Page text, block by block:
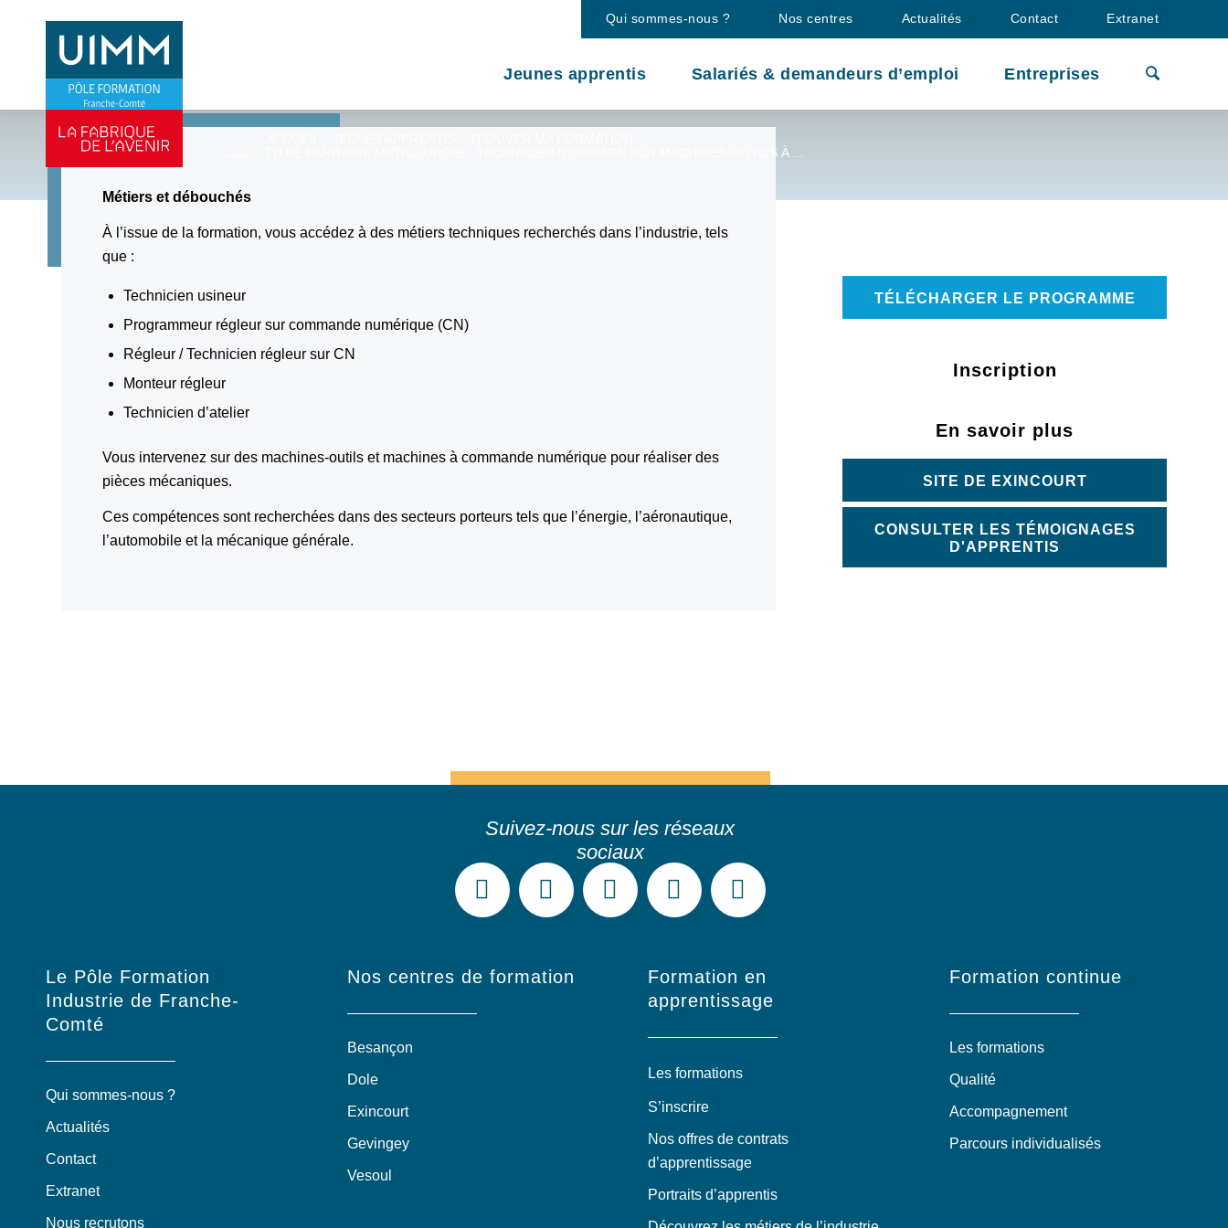
Qui sommes-nous ? Nos centres Actualités Contact Extranet
Jeunes apprentis Salariés & demandeurs d’emploi Entreprises
TITRE PARITAIRE MÉTALLURGIE - TECHNICIEN D’USINAGE SUR MACHINES-OUTILS À ...
numérique
TOUTES LES FORMATIONS
Métiers et débouchés
À l’issue de la formation, vous accédez à des métiers techniques recherchés dans l’industrie, tels
que :
Technicien usineur
Programmeur régleur sur commande numérique (CN)
Régleur / Technicien régleur sur CN
Monteur régleur
Technicien d’atelier
Vous intervenez sur des machines-outils et machines à commande numérique pour réaliser des
pièces mécaniques.
Ces compétences sont recherchées dans des secteurs porteurs tels que l’énergie, l’aéronautique,
l’automobile et la mécanique générale.
TÉLÉCHARGER LE PROGRAMME
Inscription
En savoir plus
SITE DE EXINCOURT
CONSULTER LES TÉMOIGNAGES
D'APPRENTIS
Le Pôle Formation
Industrie de Franche-
Comté
Qui sommes-nous ?
Actualités
Contact
Extranet
Nous recrutons
Nos centres de formation
Besançon
Dole
Exincourt
Gevingey
Vesoul
Formation en
apprentissage
Les formations
S’inscrire
Nos offres de contrats
d’apprentissage
Portraits d’apprentis
Formation continue
Les formations
Qualité
Accompagnement
Parcours individualisés